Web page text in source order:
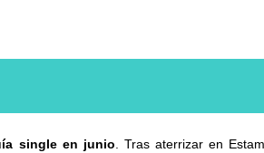
single en junio . Tras aterrizar en